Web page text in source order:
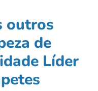
outros
de
Líder